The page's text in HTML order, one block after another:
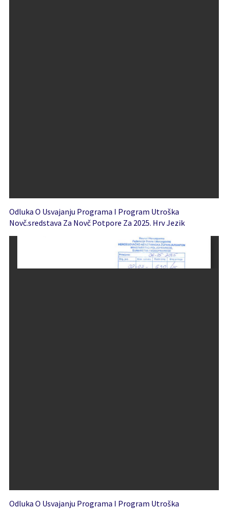
Odluka O Usvajanju Programa I Program Utroška
Novč.sredstava Za Novč Potpore Za 2025. Hrv Jezik
Odluka O Usvajanju Programa I Program Utroška